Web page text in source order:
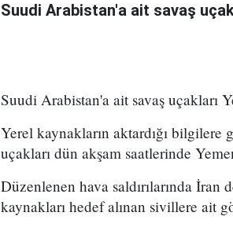
Suudi Arabistan'a ait savaş
Suudi Arabistan'a ait savaş uçakları
Yerel kaynakların aktardığı
uçakları dün akşam saatlerinde
Düzenlenen hava saldırılarında
kaynakları hedef alınan sivillere ait